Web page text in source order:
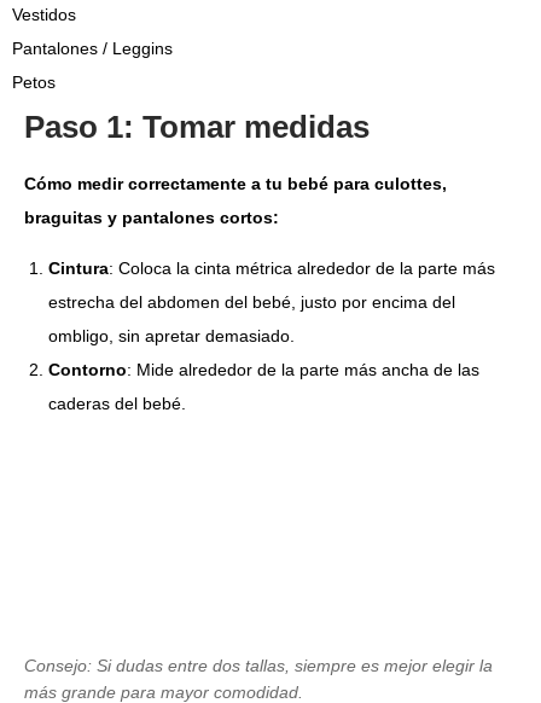
Vestidos
Pantalones / Leggins
Petos
Paso 1: Tomar medidas
Cómo medir correctamente a tu bebé para culottes,
braguitas y pantalones cortos:
Cintura: Coloca la cinta métrica alrededor de la parte más
estrecha del abdomen del bebé, justo por encima del
ombligo, sin apretar demasiado.
Contorno: Mide alrededor de la parte más ancha de las
caderas del bebé.
Consejo: Si dudas entre dos tallas, siempre es mejor elegir la
más grande para mayor comodidad.